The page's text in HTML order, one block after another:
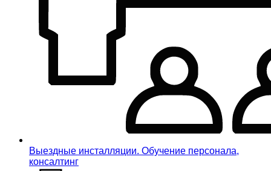
Выездные инсталляции. Обучение персонала,
консалтинг